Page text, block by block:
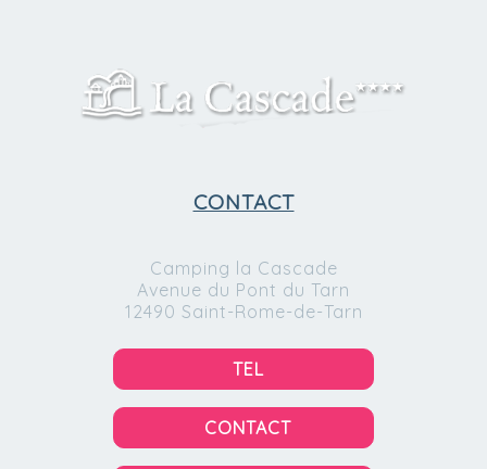
CONTACT
Camping la Cascade
Avenue du Pont du Tarn
12490 Saint-Rome-de-Tarn
TEL
CONTACT